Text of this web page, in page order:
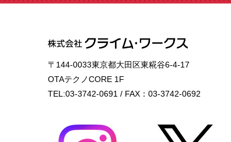
〒144-0033東京都大田区東糀谷6-4-17
OTAテクノCORE 1F
TEL:03-3742-0691 / FAX：03-3742-0692